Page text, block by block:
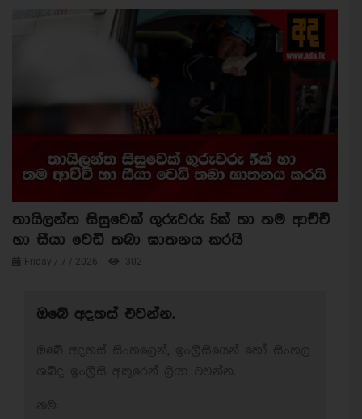
තායිලන්ත සිසුවෙක් ගුරුවරු 5ක් හා තම ආච්චි
හා සීයා වෙඩි තබා ඝාතනය කරයි
Friday / 7 / 2026 302
ඔබේ අදහස් එවන්න.